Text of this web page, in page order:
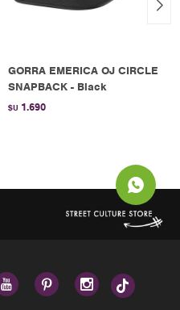
GORRA EMERICA OJ CIRCLE
SNAPBACK - Black
$U 1.690
  